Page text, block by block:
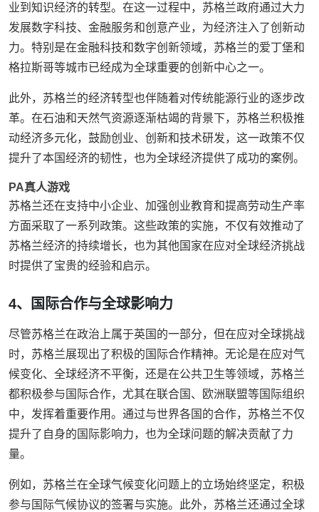
业到知识经济的转型。在这一过程中，苏格兰政府通过大力
发展数字科技、金融服务和创意产业，为经济注入了创新动
力。特别是在金融科技和数字创新领域，苏格兰的爱丁堡和
格拉斯哥等城市已经成为全球重要的创新中心之一。
此外，苏格兰的经济转型也伴随着对传统能源行业的逐步改
革。在石油和天然气资源逐渐枯竭的背景下，苏格兰积极推
动经济多元化，鼓励创业、创新和技术研发，这一政策不仅
提升了本国经济的韧性，也为全球经济提供了成功的案例。
PA真人游戏
苏格兰还在支持中小企业、加强创业教育和提高劳动生产率
方面采取了一系列政策。这些政策的实施，不仅有效推动了
苏格兰经济的持续增长，也为其他国家在应对全球经济挑战
时提供了宝贵的经验和启示。
4、国际合作与全球影响力
尽管苏格兰在政治上属于英国的一部分，但在应对全球挑战
时，苏格兰展现出了积极的国际合作精神。无论是在应对气
候变化、全球经济不平衡，还是在公共卫生等领域，苏格兰
都积极参与国际合作，尤其在联合国、欧洲联盟等国际组织
中，发挥着重要作用。通过与世界各国的合作，苏格兰不仅
提升了自身的国际影响力，也为全球问题的解决贡献了力
量。
例如，苏格兰在全球气候变化问题上的立场始终坚定，积极
参与国际气候协议的签署与实施。此外，苏格兰还通过全球